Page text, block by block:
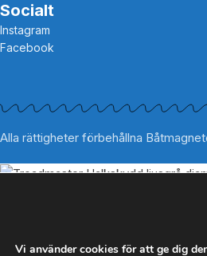
Socialt
Instagram
Facebook
Alla rättigheter förbehållna
2,199kr
Vi använder cookies för att ge dig